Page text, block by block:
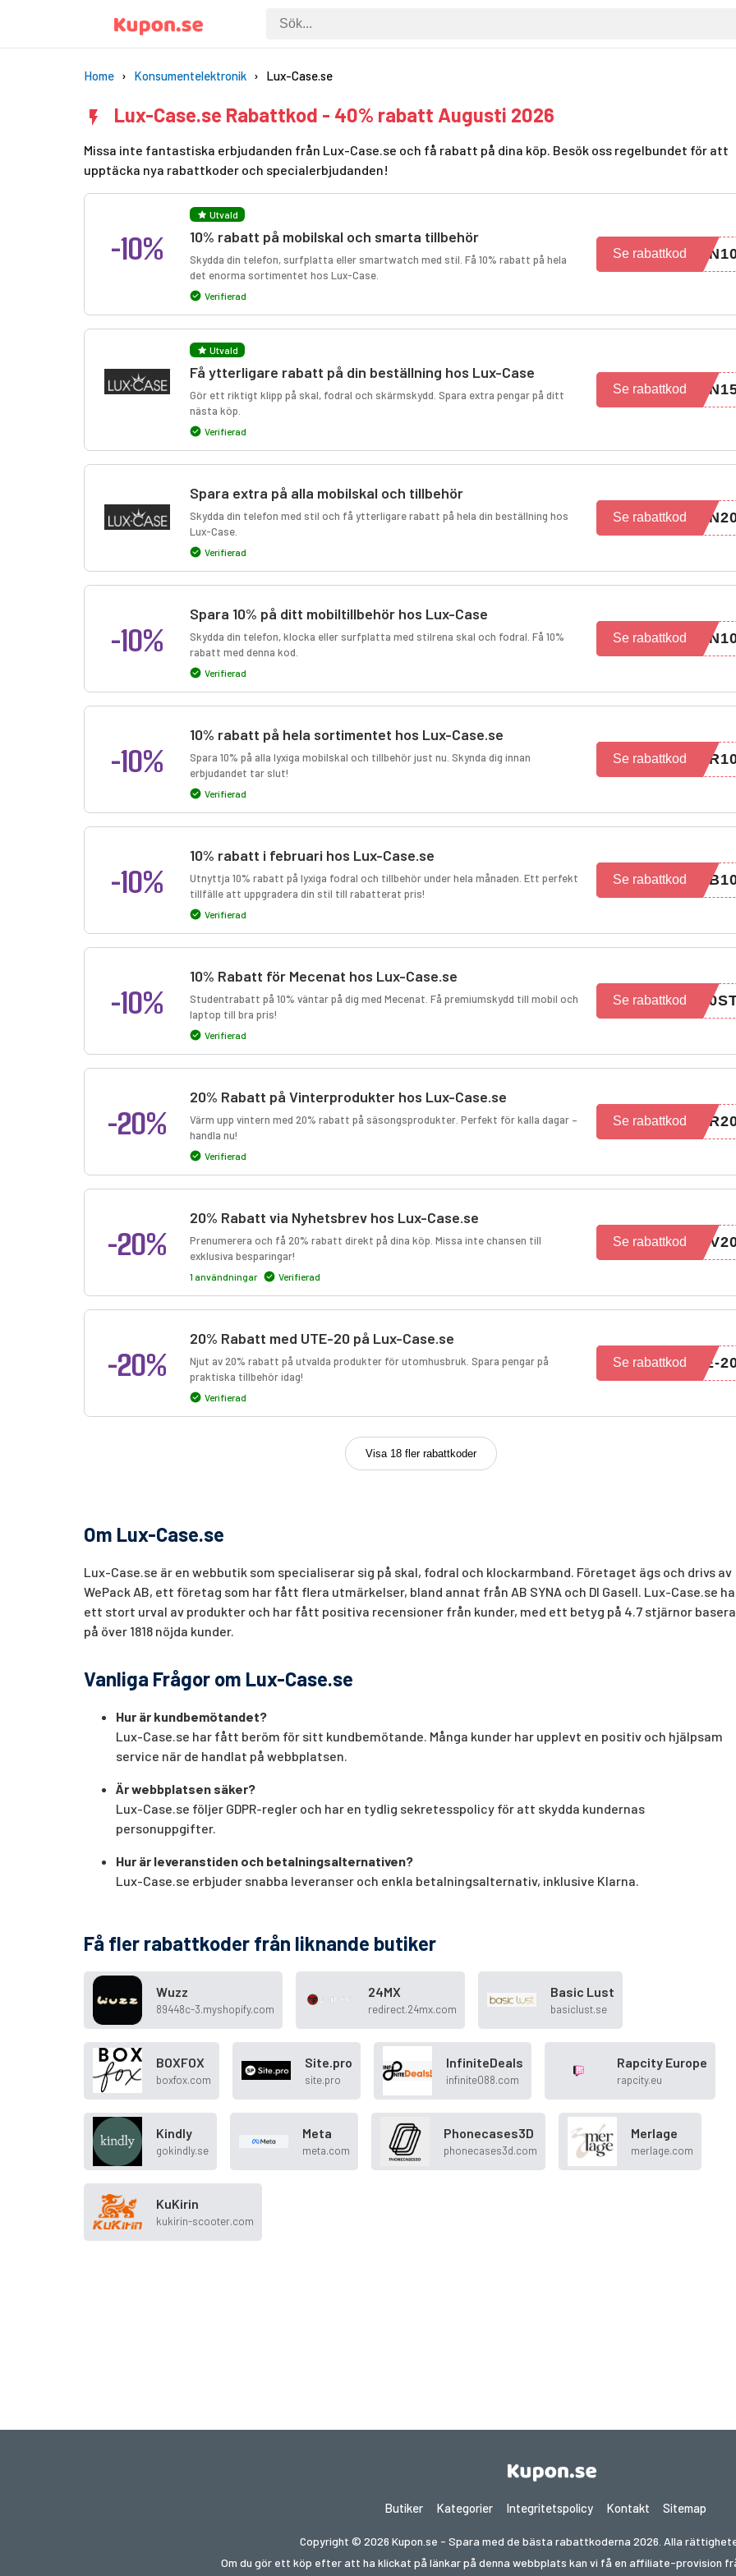
Home Konsumentelektronik Lux-Case.se
Lux-Case.se Rabattkod - 40% rabatt Augusti 2026
Missa inte fantastiska erbjudanden från Lux-Case.se och få rabatt på dina köp. Besök oss regelbundet för att
upptäcka nya rabattkoder och specialerbjudanden!
-10%
Utvald
10% rabatt på mobilskal och smarta tillbehör
Skydda din telefon, surfplatta eller smartwatch med stil. Få 10% rabatt på hela
det enorma sortimentet hos Lux-Case.
Verifierad
Se rabattkod
Utvald
Få ytterligare rabatt på din beställning hos Lux-Case
Gör ett riktigt klipp på skal, fodral och skärmskydd. Spara extra pengar på ditt
nästa köp.
Verifierad
Se rabattkod
Spara extra på alla mobilskal och tillbehör
Skydda din telefon med stil och få ytterligare rabatt på hela din beställning hos
Lux-Case.
Verifierad
Se rabattkod
-10%
Spara 10% på ditt mobiltillbehör hos Lux-Case
Skydda din telefon, klocka eller surfplatta med stilrena skal och fodral. Få 10%
rabatt med denna kod.
Verifierad
Se rabattkod
-10%
10% rabatt på hela sortimentet hos Lux-Case.se
Spara 10% på alla lyxiga mobilskal och tillbehör just nu. Skynda dig innan
erbjudandet tar slut!
Verifierad
Se rabattkod
-10%
10% rabatt i februari hos Lux-Case.se
Utnyttja 10% rabatt på lyxiga fodral och tillbehör under hela månaden. Ett perfekt
tillfälle att uppgradera din stil till rabatterat pris!
Verifierad
Se rabattkod
-10%
10% Rabatt för Mecenat hos Lux-Case.se
Studentrabatt på 10% väntar på dig med Mecenat. Få premiumskydd till mobil och
laptop till bra pris!
Verifierad
Se rabattkod
-20%
20% Rabatt på Vinterprodukter hos Lux-Case.se
Värm upp vintern med 20% rabatt på säsongsprodukter. Perfekt för kalla dagar –
handla nu!
Verifierad
Se rabattkod
-20%
20% Rabatt via Nyhetsbrev hos Lux-Case.se
Prenumerera och få 20% rabatt direkt på dina köp. Missa inte chansen till
exklusiva besparingar!
1 användningar Verifierad
Se rabattkod
-20%
20% Rabatt med UTE-20 på Lux-Case.se
Njut av 20% rabatt på utvalda produkter för utomhusbruk. Spara pengar på
praktiska tillbehör idag!
Verifierad
E-
Se rabattkod
Visa 18 fler rabattkoder
Om Lux-Case.se
Lux-Case.se är en webbutik som specialiserar sig på skal, fodral och klockarmband. Företaget ägs och drivs av
WePack AB, ett företag som har fått flera utmärkelser, bland annat från AB SYNA och DI Gasell. Lux-Case.se
ett stort urval av produkter och har fått positiva recensioner från kunder, med ett betyg på 4.7 stjärnor
på över 1818 nöjda kunder.
Vanliga Frågor om Lux-Case.se
Hur är kundbemötandet?
Lux-Case.se har fått beröm för sitt kundbemötande. Många kunder har upplevt en positiv och hjälpsam
service när de handlat på webbplatsen.
Är webbplatsen säker?
Lux-Case.se följer GDPR-regler och har en tydlig sekretesspolicy för att skydda kundernas
personuppgifter.
Hur är leveranstiden och betalningsalternativen?
Lux-Case.se erbjuder snabba leveranser och enkla betalningsalternativ, inklusive Klarna.
Få fler rabattkoder från liknande butiker
Wuzz
89448c-3.myshopify.com
24MX
redirect.24mx.com
Basic Lust
basiclust.se
BOXFOX
boxfox.com
Site.pro
site.pro
InfiniteDeals
infinite088.com
Rapcity Europe
rapcity.eu
Kindly
gokindly.se
Meta
meta.com
Phonecases3D
phonecases3d.com
Merlage
merlage.com
KuKirin
kukirin-scooter.com
Butiker Kategorier Integritetspolicy Kontakt Sitemap
Copyright © 2026 Kupon.se - Spara med de bästa rabattkoderna 2026. Alla
Om du gör ett köp efter att ha klickat på länkar på denna webbplats kan vi få en affiliate-provision